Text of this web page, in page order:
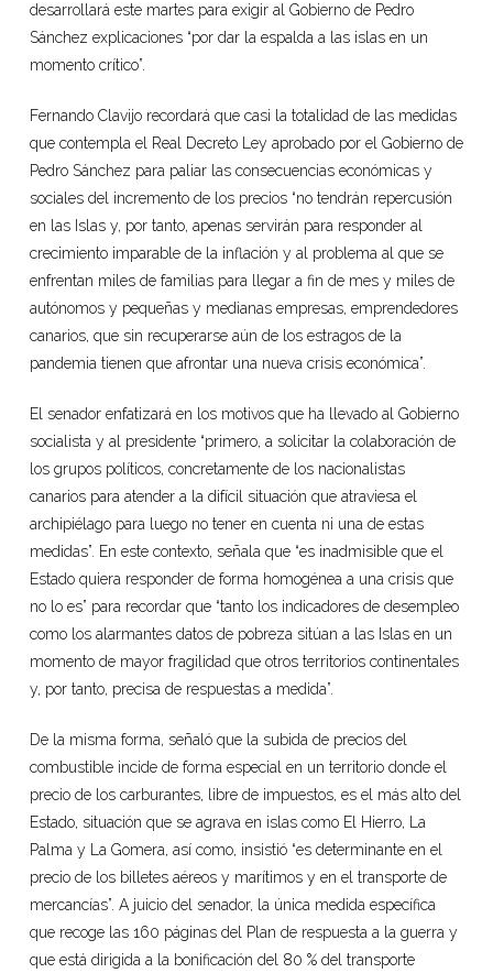
desarrollará este martes para exigir al Gobierno de Pedro
Sánchez explicaciones “por dar la espalda a las islas en un
momento crítico”.
Fernando Clavijo recordará que casi la totalidad de las medidas
que contempla el Real Decreto Ley aprobado por el Gobierno de
Pedro Sánchez para paliar las consecuencias económicas y
sociales del incremento de los precios “no tendrán repercusión
en las Islas y, por tanto, apenas servirán para responder al
crecimiento imparable de la inflación y al problema al que se
enfrentan miles de familias para llegar a fin de mes y miles de
autónomos y pequeñas y medianas empresas, emprendedores
canarios, que sin recuperarse aún de los estragos de la
pandemia tienen que afrontar una nueva crisis económica”.
El senador enfatizará en los motivos que ha llevado al Gobierno
socialista y al presidente “primero, a solicitar la colaboración de
los grupos políticos, concretamente de los nacionalistas
canarios para atender a la difícil situación que atraviesa el
archipiélago para luego no tener en cuenta ni una de estas
medidas”. En este contexto, señala que “es inadmisible que el
Estado quiera responder de forma homogénea a una crisis que
no lo es” para recordar que “tanto los indicadores de desempleo
como los alarmantes datos de pobreza sitúan a las Islas en un
momento de mayor fragilidad que otros territorios continentales
y, por tanto, precisa de respuestas a medida”.
De la misma forma, señaló que la subida de precios del
combustible incide de forma especial en un territorio donde el
precio de los carburantes, libre de impuestos, es el más alto del
Estado, situación que se agrava en islas como El Hierro, La
Palma y La Gomera, así como, insistió “es determinante en el
precio de los billetes aéreos y marítimos y en el transporte de
mercancías”. A juicio del senador, la única medida específica
que recoge las 160 páginas del Plan de respuesta a la guerra y
que está dirigida a la bonificación del 80 % del transporte